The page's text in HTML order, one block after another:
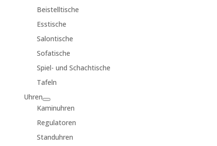
Beistelltische
Esstische
Salontische
Sofatische
Spiel- und Schachtische
Tafeln
Uhren
Kaminuhren
Regulatoren
Standuhren